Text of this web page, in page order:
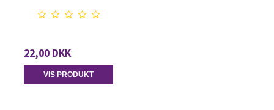
22,00 DKK
VIS PRODUKT